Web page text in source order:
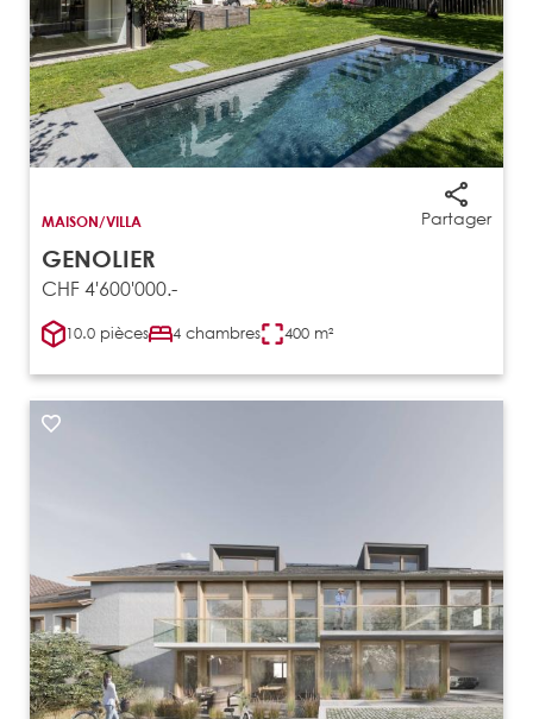
Partager
MAISON/VILLA
GENOLIER
CHF 4'600'000.-
10.0 pièces 4 chambres 400 m²